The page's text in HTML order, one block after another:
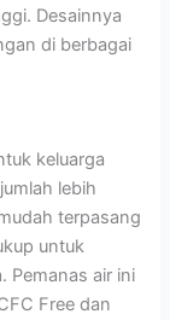
Desainnya
di berbagai
keluarga
lebih
terpasang
untuk
Pemanas air ini
Free dan